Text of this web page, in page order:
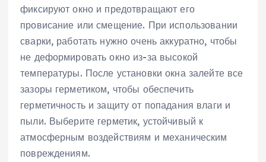
фиксируют окно и предотвращают его
провисание или смещение. При использовании
сварки, работать нужно очень аккуратно, чтобы
не деформировать окно из-за высокой
температуры. После установки окна залейте все
зазоры герметиком, чтобы обеспечить
герметичность и защиту от попадания влаги и
пыли. Выберите герметик, устойчивый к
атмосферным воздействиям и механическим
повреждениям.